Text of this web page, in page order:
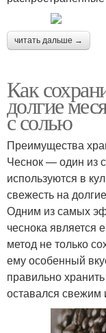
читать дальше →
Как
долгие
с солью
Преимущества
Чеснок — один из
используются в
свежесть на
Одним из самых
чеснока является
метод не только
ему особенный
правильно
оставался